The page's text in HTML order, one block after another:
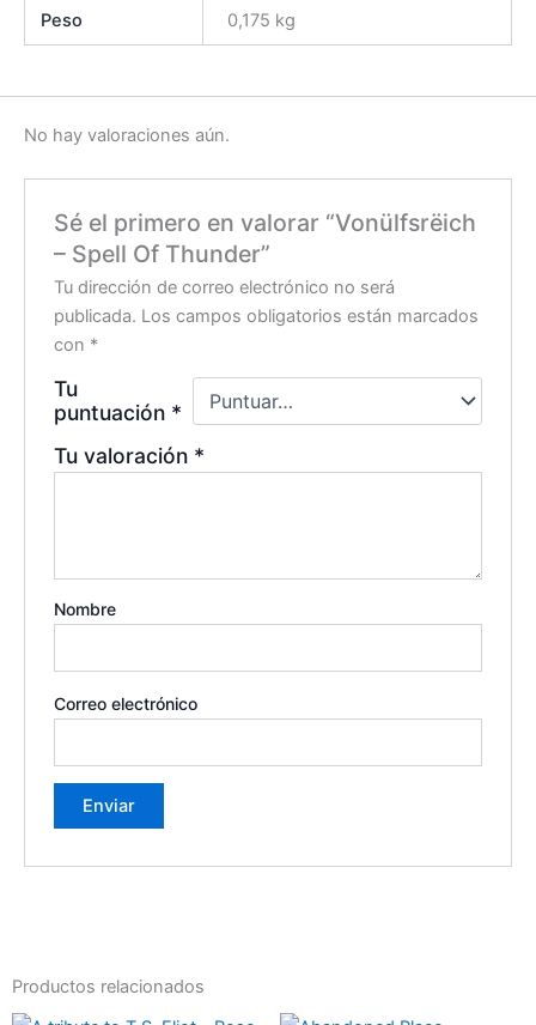
Peso 0,175 kg
No hay valoraciones aún.
Sé el primero en valorar “Vonülfsrëich
– Spell Of Thunder”
Tu dirección de correo electrónico no será
publicada. Los campos obligatorios están marcados
con *
Tu
puntuación *
Tu valoración *
Nombre
Correo electrónico
Productos relacionados